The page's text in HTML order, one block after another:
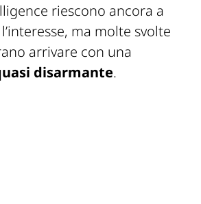
riescono ancora a
ma molte svolte
arrivare con una
disarmante.